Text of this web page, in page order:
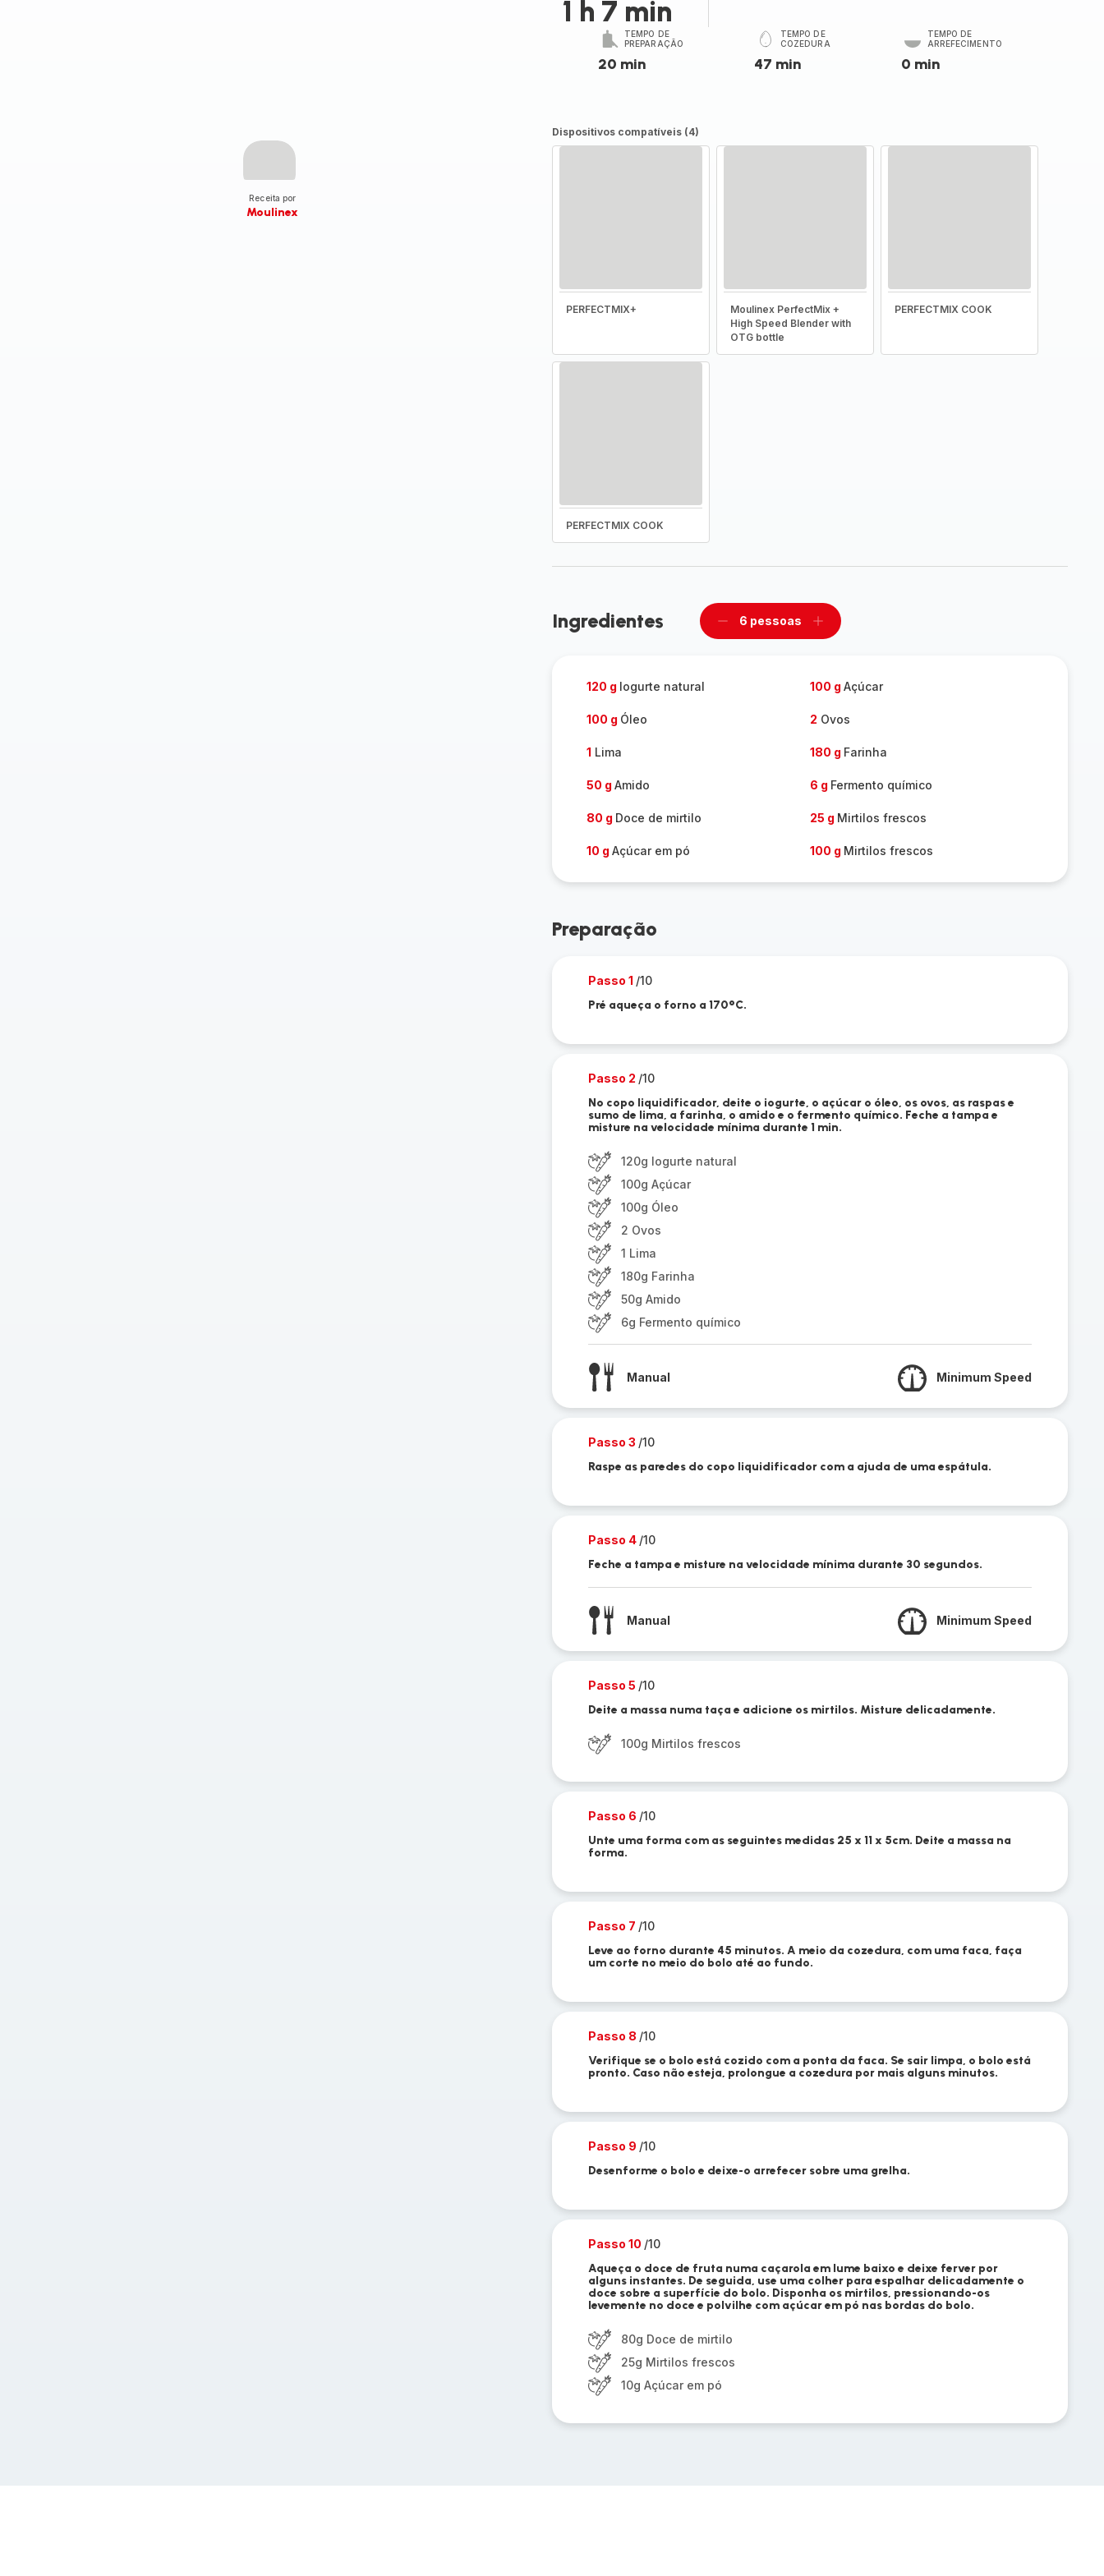
Receita por
Moulinex
1 h 7 min
TEMPO DE
PREPARAÇÃO
20 min
TEMPO DE
COZEDURA
47 min
TEMPO DE
ARREFECIMENTO
0 min
Dispositivos compatíveis (4)
PERFECTMIX+
Moulinex PerfectMix +
High Speed Blender with
OTG bottle
PERFECTMIX COOK
PERFECTMIX COOK
Ingredientes
Remover
6 pessoas
Adicionar
120 g Iogurte natural 100 g Açúcar
100 g Óleo 2 Ovos
1 Lima 180 g Farinha
50 g Amido 6 g Fermento químico
80 g Doce de mirtilo 25 g Mirtilos frescos
10 g Açúcar em pó 100 g Mirtilos frescos
Preparação
Passo 1 /10
Pré aqueça o forno a 170°C.
Passo 2 /10
No copo liquidificador, deite o iogurte, o açúcar o óleo, os ovos, as raspas e
sumo de lima, a farinha, o amido e o fermento químico. Feche a tampa e
misture na velocidade mínima durante 1 min.
120g Iogurte natural
100g Açúcar
100g Óleo
2 Ovos
1 Lima
180g Farinha
50g Amido
6g Fermento químico
Manual Minimum Speed
Passo 3 /10
Raspe as paredes do copo liquidificador com a ajuda de uma espátula.
Passo 4 /10
Feche a tampa e misture na velocidade mínima durante 30 segundos.
Manual Minimum Speed
Passo 5 /10
Deite a massa numa taça e adicione os mirtilos. Misture delicadamente.
100g Mirtilos frescos
Passo 6 /10
Unte uma forma com as seguintes medidas 25 x 11 x 5cm. Deite a massa na
forma.
Passo 7 /10
Leve ao forno durante 45 minutos. A meio da cozedura, com uma faca, faça
um corte no meio do bolo até ao fundo.
Passo 8 /10
Verifique se o bolo está cozido com a ponta da faca. Se sair limpa, o bolo está
pronto. Caso não esteja, prolongue a cozedura por mais alguns minutos.
Passo 9 /10
Desenforme o bolo e deixe-o arrefecer sobre uma grelha.
Passo 10 /10
Aqueça o doce de fruta numa caçarola em lume baixo e deixe ferver por
alguns instantes. De seguida, use uma colher para espalhar delicadamente o
doce sobre a superfície do bolo. Disponha os mirtilos, pressionando-os
levemente no doce e polvilhe com açúcar em pó nas bordas do bolo.
80g Doce de mirtilo
25g Mirtilos frescos
10g Açúcar em pó